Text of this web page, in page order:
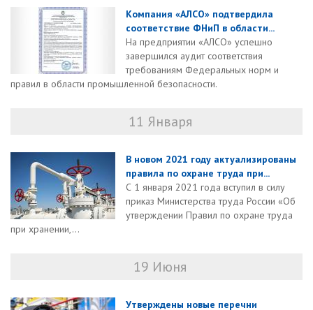
Компания «АЛСО» подтвердила
соответствие ФНиП в области...
На предприятии «АЛСО» успешно
завершился аудит соответствия
требованиям Федеральных норм и
правил в области промышленной безопасности.
11 Января
В новом 2021 году актуализированы
правила по охране труда при...
С 1 января 2021 года вступил в силу
приказ Министерства труда России «Об
утверждении Правил по охране труда
при хранении,...
19 Июня
Утверждены новые перечни